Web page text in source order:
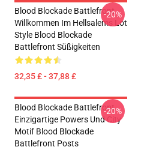
Blood Blockade Battlefront
Willkommen Im Hellsalems Lot
Style Blood Blockade
Battlefront Süßigkeiten
32,35 £ - 37,88 £
-20%
Blood Blockade Battlefront
Einzigartige Powers Und City
Motif Blood Blockade
Battlefront Posts
-20%